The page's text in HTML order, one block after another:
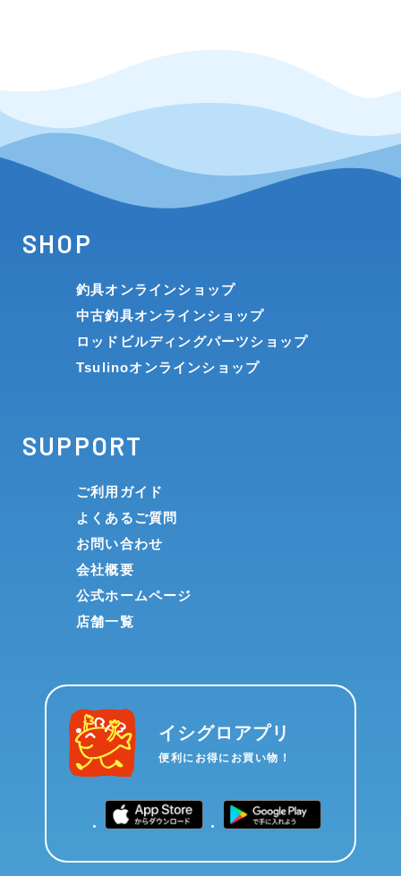
SHOP
釣具オンラインショップ
中古釣具オンラインショップ
ロッドビルディングパーツショップ
Tsulinoオンラインショップ
SUPPORT
ご利用ガイド
よくあるご質問
お問い合わせ
会社概要
公式ホームページ
店舗一覧
イシグロアプリ
便利にお得にお買い物！